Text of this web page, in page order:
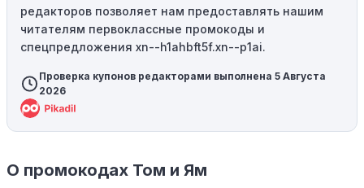
редакторов позволяет нам предоставлять нашим
читателям первоклассные промокоды и
спецпредложения xn--h1ahbft5f.xn--p1ai.
Проверка купонов редакторами выполнена 5 Августа
2026
О промокодах Том и Ям